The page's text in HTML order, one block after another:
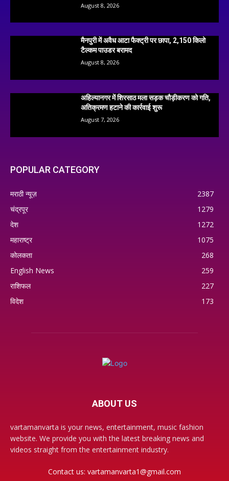
August 8, 2026
मैनपुरी में अवैध आटा फैक्ट्री पर छापा, 2,150 किलो
टैल्कम पाउडर बरामद
August 8, 2026
अहिल्यानगर में शिरसाठ मला सड़क चौड़ीकरण को गति,
अतिक्रमण हटाने की कार्रवाई शुरू
August 7, 2026
POPULAR CATEGORY
मराठी न्यूज़
2387
चंद्रपूर
1279
देश
1272
महाराष्ट्र
1075
कोलकता
268
English News
259
राशिफल
227
विदेश
173
ABOUT US
vartamanvarta is your news, entertainment, music fashion
website. We provide you with the latest breaking news and
videos straight from the entertainment industry.
Contact us: vartamanvarta1@gmail.com